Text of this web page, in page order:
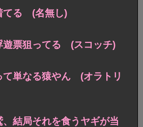
てる (名無し)
遊票狙ってる (スコッチ)
て単なる猿やん (オラトリ
結局それを食うヤギが当